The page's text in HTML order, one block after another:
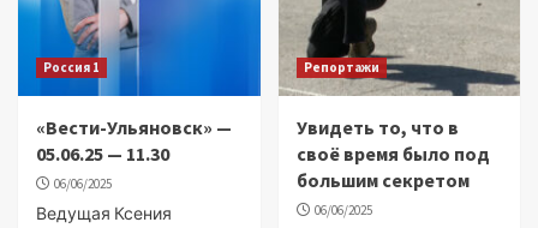
Россия 1
«Вести-Ульяновск» —
05.06.25 — 11.30
06/06/2025
Ведущая Ксения
Репортажи
Увидеть то, что в
своё время было под
большим секретом
06/06/2025